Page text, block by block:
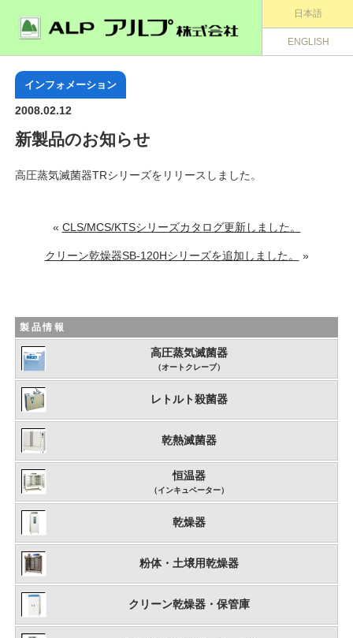
日本語
ENGLISH
インフォメーション
2008.02.12
新製品のお知らせ
高圧蒸気滅菌器TRシリーズをリリースしました。
« CLS/MCS/KTSシリーズカタログ更新しました。
クリーン乾燥器SB-120Hシリーズを追加しました。 »
製品情報
高圧蒸気滅菌器
（オートクレーブ）
レトルト殺菌器
乾熱滅菌器
恒温器
（インキュベーター）
乾燥器
粉体・土壌用乾燥器
クリーン乾燥器・保管庫